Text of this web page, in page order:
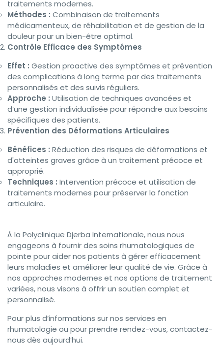
traitements modernes.
Méthodes : Combinaison de traitements
médicamenteux, de réhabilitation et de gestion de la
douleur pour un bien-être optimal.
Contrôle Efficace des Symptômes
Effet : Gestion proactive des symptômes et prévention
des complications à long terme par des traitements
personnalisés et des suivis réguliers.
Approche : Utilisation de techniques avancées et
d’une gestion individualisée pour répondre aux besoins
spécifiques des patients.
Prévention des Déformations Articulaires
Bénéfices : Réduction des risques de déformations et
d'atteintes graves grâce à un traitement précoce et
approprié.
Techniques : Intervention précoce et utilisation de
traitements modernes pour préserver la fonction
articulaire.
À la Polyclinique Djerba Internationale, nous nous
engageons à fournir des soins rhumatologiques de
pointe pour aider nos patients à gérer efficacement
leurs maladies et améliorer leur qualité de vie. Grâce à
nos approches modernes et nos options de traitement
variées, nous visons à offrir un soutien complet et
personnalisé.
Pour plus d’informations sur nos services en
rhumatologie ou pour prendre rendez-vous, contactez-
nous dès aujourd’hui.